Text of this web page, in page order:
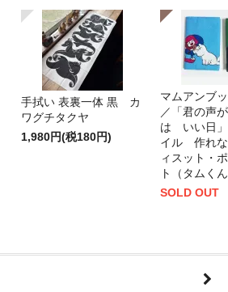
手拭い 表裏一体 黒 カ
ワグチタクヤ
1,980円(税180円)
マムアンブ
／「君の声
は いい日」
イル 作れ
ィスット・
ト（タムく
SOLD OUT